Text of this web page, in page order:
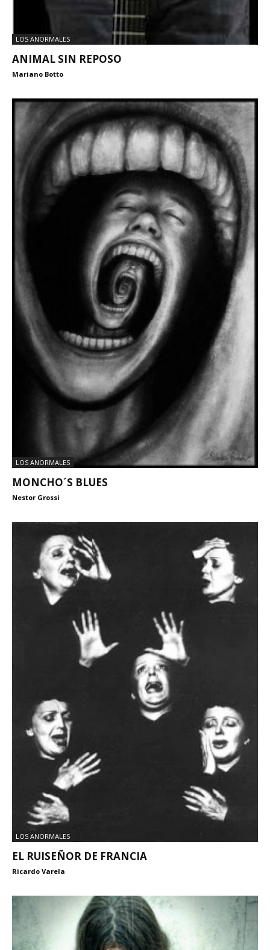
LOS ANORMALES
ANIMAL SIN REPOSO
Mariano Botto
LOS ANORMALES
MONCHO´S BLUES
Nestor Grossi
LOS ANORMALES
EL RUISEÑOR DE FRANCIA
Ricardo Varela